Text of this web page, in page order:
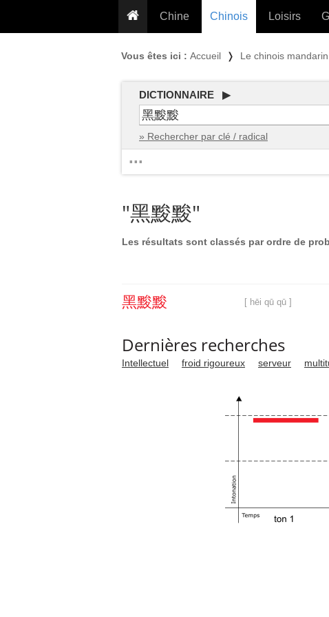
Chine
Conseils voyageurs
Plantes médicinales
Proverbes
Calendrier en ligne
Chinois
Grammaire
Exos & Flashcards
Loisirs
PLUS (24
Vous êtes ici : Accueil ❭ Le chinois mandarin
DICTIONNAIRE ▶
» Rechercher par clé / radical
...
"黑黢黢"
Les résultats sont classés par ordre de
黑黢黢 [ hēi qū qū ]
Dernières recherches
Intellectuel froid rigoureux serveur